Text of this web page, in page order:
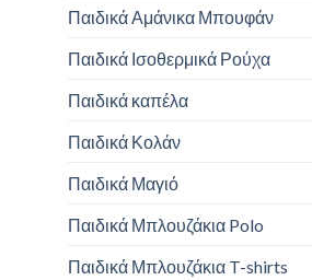
Παιδικά Αμάνικα Μπουφάν
Παιδικά Ισοθερμικά Ρούχα
Παιδικά καπέλα
Παιδικά Κολάν
Παιδικά Μαγιό
Παιδικά Μπλουζάκια Polo
Παιδικά Μπλουζάκια T-shirts